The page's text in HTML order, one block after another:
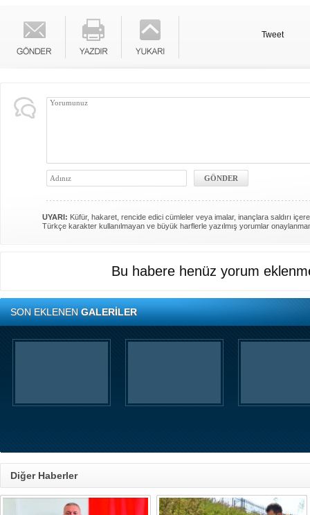
Tweet
UYARI: Küfür, hakaret, rencide edici cümleler veya imalar, inançlara saldırı
Türkçe karakter kullanılmayan ve büyük harflerle yazılmış yorumlar
Bu habere henüz yorum
SON EKLENENGALERİLER
Diğer Haberler